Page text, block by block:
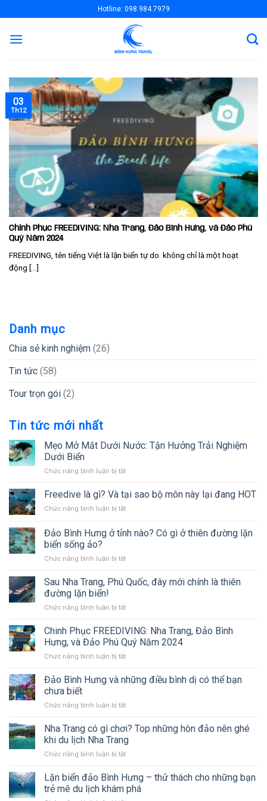
to
content
Hotline: 098.984.7979
Chinh Phục FREEDIVING: Nha Trang, Đảo Bình Hưng, và Đảo Phú
Quý Năm 2024
FREEDIVING, tên tiếng Việt là lặn biển tự do. không chỉ là một hoạt
động [...]
03
Th12
Danh mục
Chia sẻ kinh nghiệm (26)
Tin tức (58)
Tour trọn gói (2)
Tin tức mới nhất
Mẹo Mở Mắt Dưới Nước: Tận Hưởng Trải Nghiệm
Dưới Biển
Chức năng bình luận bị tắtở
Mở
Mắt
Dưới
Tận
Nghiệm
Biển
Freedive là gì? Và tại sao bộ môn này lại đang HOT
Chức năng bình luận bị tắtở
là
gì?
tại
bộ
môn
lại
HOT
Đảo Bình Hưng ở tỉnh nào? Có gì ở thiên đường lặn
biển sống ảo?
Chức năng bình luận bị tắtở
Bình
Hưng
tỉnh
Có
gì
ở
thiên
lặn
ảo?
Sau Nha Trang, Phú Quốc, đây mới chính là thiên
đường lặn biển!
Chức năng bình luận bị tắtở
Nha
Trang,
Phú
Quốc,
mới
thiên
lặn
biển!
Chinh Phục FREEDIVING: Nha Trang, Đảo Bình
Hưng, và Đảo Phú Quý Năm 2024
Chức năng bình luận bị tắtở
Phục
FREEDIVING:
Trang,
Bình
Hưng,
và
Đảo
Quý
Năm
Đảo Bình Hưng và những điều bình dị có thể bạn
chưa biết
Chức năng bình luận bị tắtở
Bình
và
những
bình
dị
có
Nha Trang có gì chơi? Top những hòn đảo nên ghé
khi du lịch Nha Trang
Chức năng bình luận bị tắtở
Trang
có
gì
Lặn biển đảo Bình Hưng – thử thách cho những bạn
trẻ mê du lịch khám phá